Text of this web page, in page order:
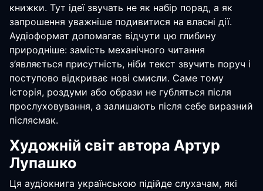
книжки. Тут ідеї звучать не як набір порад, а як
запрошення уважніше подивитися на власні дії.
Аудіоформат допомагає відчути цю глибину
природніше: замість механічного читання
з’являється присутність, ніби текст звучить поруч і
поступово відкриває нові смисли. Саме тому
історія, роздуми або образи не губляться після
прослуховування, а залишають після себе виразний
післясмак.
Художній світ автора Артур
Лупашко
Ця аудіокнига українською підійде слухачам, які